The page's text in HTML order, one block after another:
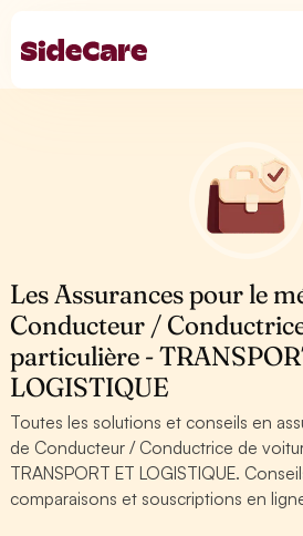
Les Assurances pour le
Conducteur /
particulière -
LOGISTIQUE
Toutes les solutions et conseils en
de Conducteur / Conductrice de
TRANSPORT ET LOGISTIQUE.
comparaisons et souscriptions en